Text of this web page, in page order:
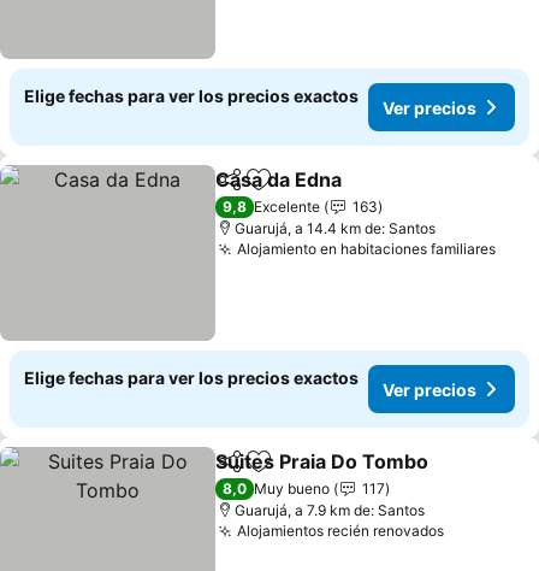
Elige fechas para ver los precios exactos
Ver precios
CompartirAgregar a favoritos
Casa da Edna
9,8 Excelente
163
Guarujá, a 14.4 km de: Santos
Alojamiento en habitaciones familiaresVer
Elige fechas para ver los precios exactos
Ver precios
CompartirAgregar a favoritos
Suites Praia Do Tombo
8,0 Muy bueno
117
Guarujá, a 7.9 km de: Santos
Alojamientos recién renovadosVer